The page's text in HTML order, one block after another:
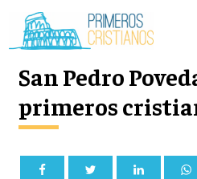
San Pedro
primeros